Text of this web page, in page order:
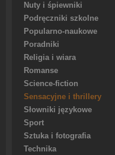
Nuty i śpiewniki
Podręczniki szkolne
Popularno-naukowe
Poradniki
Religia i wiara
Romanse
Science-fiction
Sensacyjne i thrillery
Słowniki językowe
Sport
Sztuka i fotografia
Technika